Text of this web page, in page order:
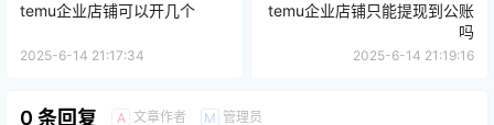
temu企业店铺可以开几个
2025-6-14 21:17:34
temu企业店铺只能提现到公账
吗
2025-6-14 21:19:16
0 条回复 A 文章作者 M 管理员